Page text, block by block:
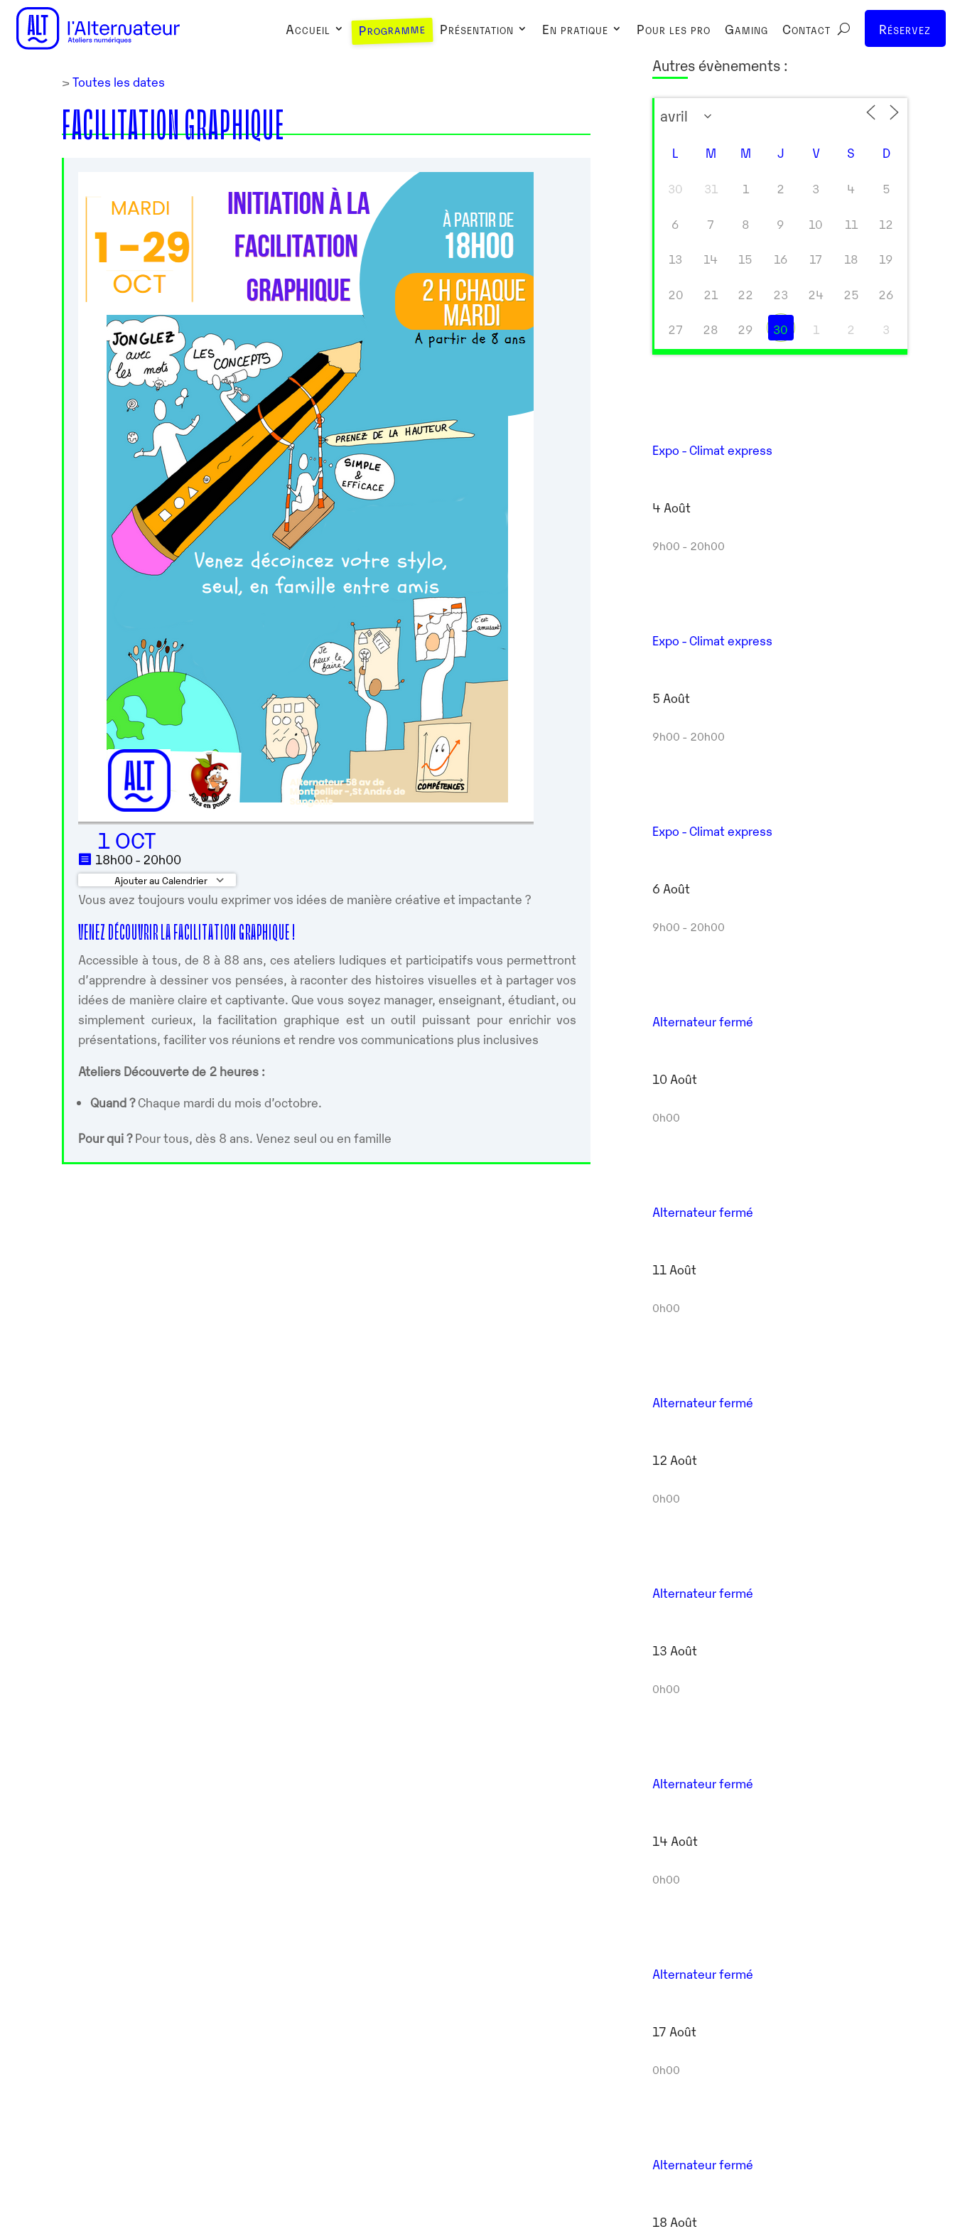
Accueil Programme Présentation En pratique Pour les pro Gaming Contact Réservez
> Toutes les dates
FACILITATION GRAPHIQUE
1 OCT
18h00 - 20h00
Ajouter au Calendrier
Télécharger ICS Calendrier Google iCalendar
Vous avez toujours voulu exprimer vos idées de manière créative et impactante ?
VENEZ DÉCOUVRIR LA FACILITATION GRAPHIQUE !
Accessible à tous, de 8 à 88 ans, ces ateliers ludiques et participatifs vous permettront
d’apprendre à dessiner vos pensées, à raconter des histoires visuelles et à partager vos
idées de manière claire et captivante. Que vous soyez manager, enseignant, étudiant, ou
simplement curieux, la facilitation graphique est un outil puissant pour enrichir vos
présentations, faciliter vos réunions et rendre vos communications plus inclusives
Ateliers Découverte de 2 heures :
Quand ?Chaque mardi du mois d’octobre.
Pour qui ?Pour tous, dès 8 ans. Venez seul ou en famille
Autres évènements :
L M M J V S D
30 31 1 2 3 4 5
6 7 8 9 10 11 12
13 14 15 16 17 18 19
20 21 22 23 24 25 26
27 28 29 30 1 2 3
Expo - Climat express
4 Août
9h00 - 20h00
Expo - Climat express
5 Août
9h00 - 20h00
Expo - Climat express
6 Août
9h00 - 20h00
Alternateur fermé
10 Août
0h00
Alternateur fermé
11 Août
0h00
Alternateur fermé
12 Août
0h00
Alternateur fermé
13 Août
0h00
Alternateur fermé
14 Août
0h00
Alternateur fermé
17 Août
0h00
Alternateur fermé
18 Août